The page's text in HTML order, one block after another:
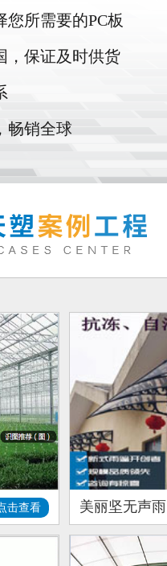
所需要的PC板
，保证及时供货
畅销全球
击查看 美丽坚无声